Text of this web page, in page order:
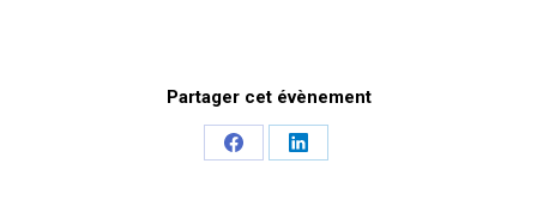
Partager cet évènement
Share
Share